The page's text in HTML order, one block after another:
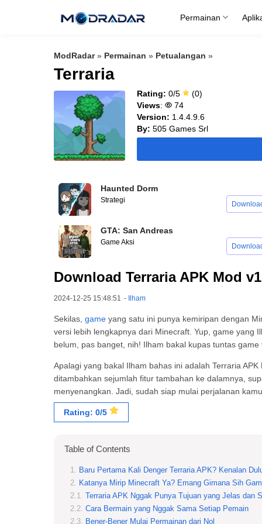
Permainan
ModRadar» Permainan » Petualangan »
Terraria
Rating: 0/5
(0)
Views:
74
Version: 1.4.4.9.6
By: 505 Games Srl
Haunted Dorm
Strategi
GTA: San Andreas
Game Aksi
Download Terraria APK Mod
2024-12-25 15:48:51 - Ilham
Sekilas, game yang satu ini punya kemiripan dengan
versi lebih lengkapnya dari Minecraft. Yup, game yang
belum, pas banget, nih! Ilham bakal kupas tuntas
Apalagi yang bakal Ilham bahas ini adalah Terraria
ditambahkan sejumlah fitur tambahan ke dalamnya,
menyenangkan. Jadi, sudah siap mulai perjalanan
Rating: 0/5
Table of Contents
Baru Pertama Kali Denger Terraria APK? Kenalan
Katanya Mirip Minecraft Ya? Emang Gimana Sih
Terraria APK Nggak Punya Tujuan yang Jelas dan
Cara Bermain yang Nggak Sama Setiap Pemain
Bener-Bener Mulai Permainan dari Nol